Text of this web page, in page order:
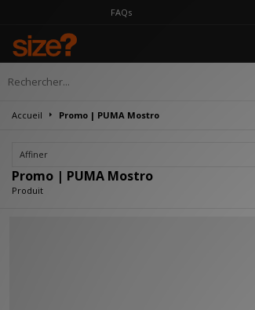
Accueil Promo | PUMA Mostro
Affiner
Promo | PUMA Mostro
Produit